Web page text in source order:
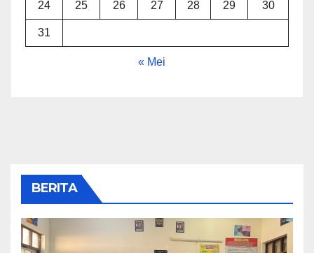
24 25 26 27 28 29 30
31
« Mei
BERITA